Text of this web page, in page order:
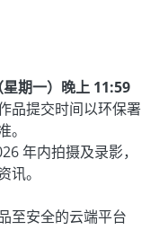
期一）晚上 11:59
品提交时间以环保署
年内拍摄及录影，
讯。
至安全的云端平台